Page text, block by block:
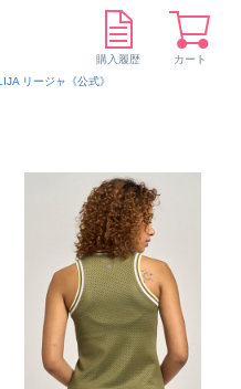
リージャ《公式》
購入履歴 カート